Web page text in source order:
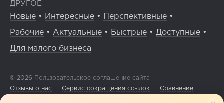
ДРУГОЕ
Новые • Интересные • Перспективные •
Рабочие • Актуальные • Быстрые • Доступные •
Для малого бизнеса
© 2026 Пользовательское соглашение сайта
Отзывы о нас
Сервис сокращения ссылок
Сравнение